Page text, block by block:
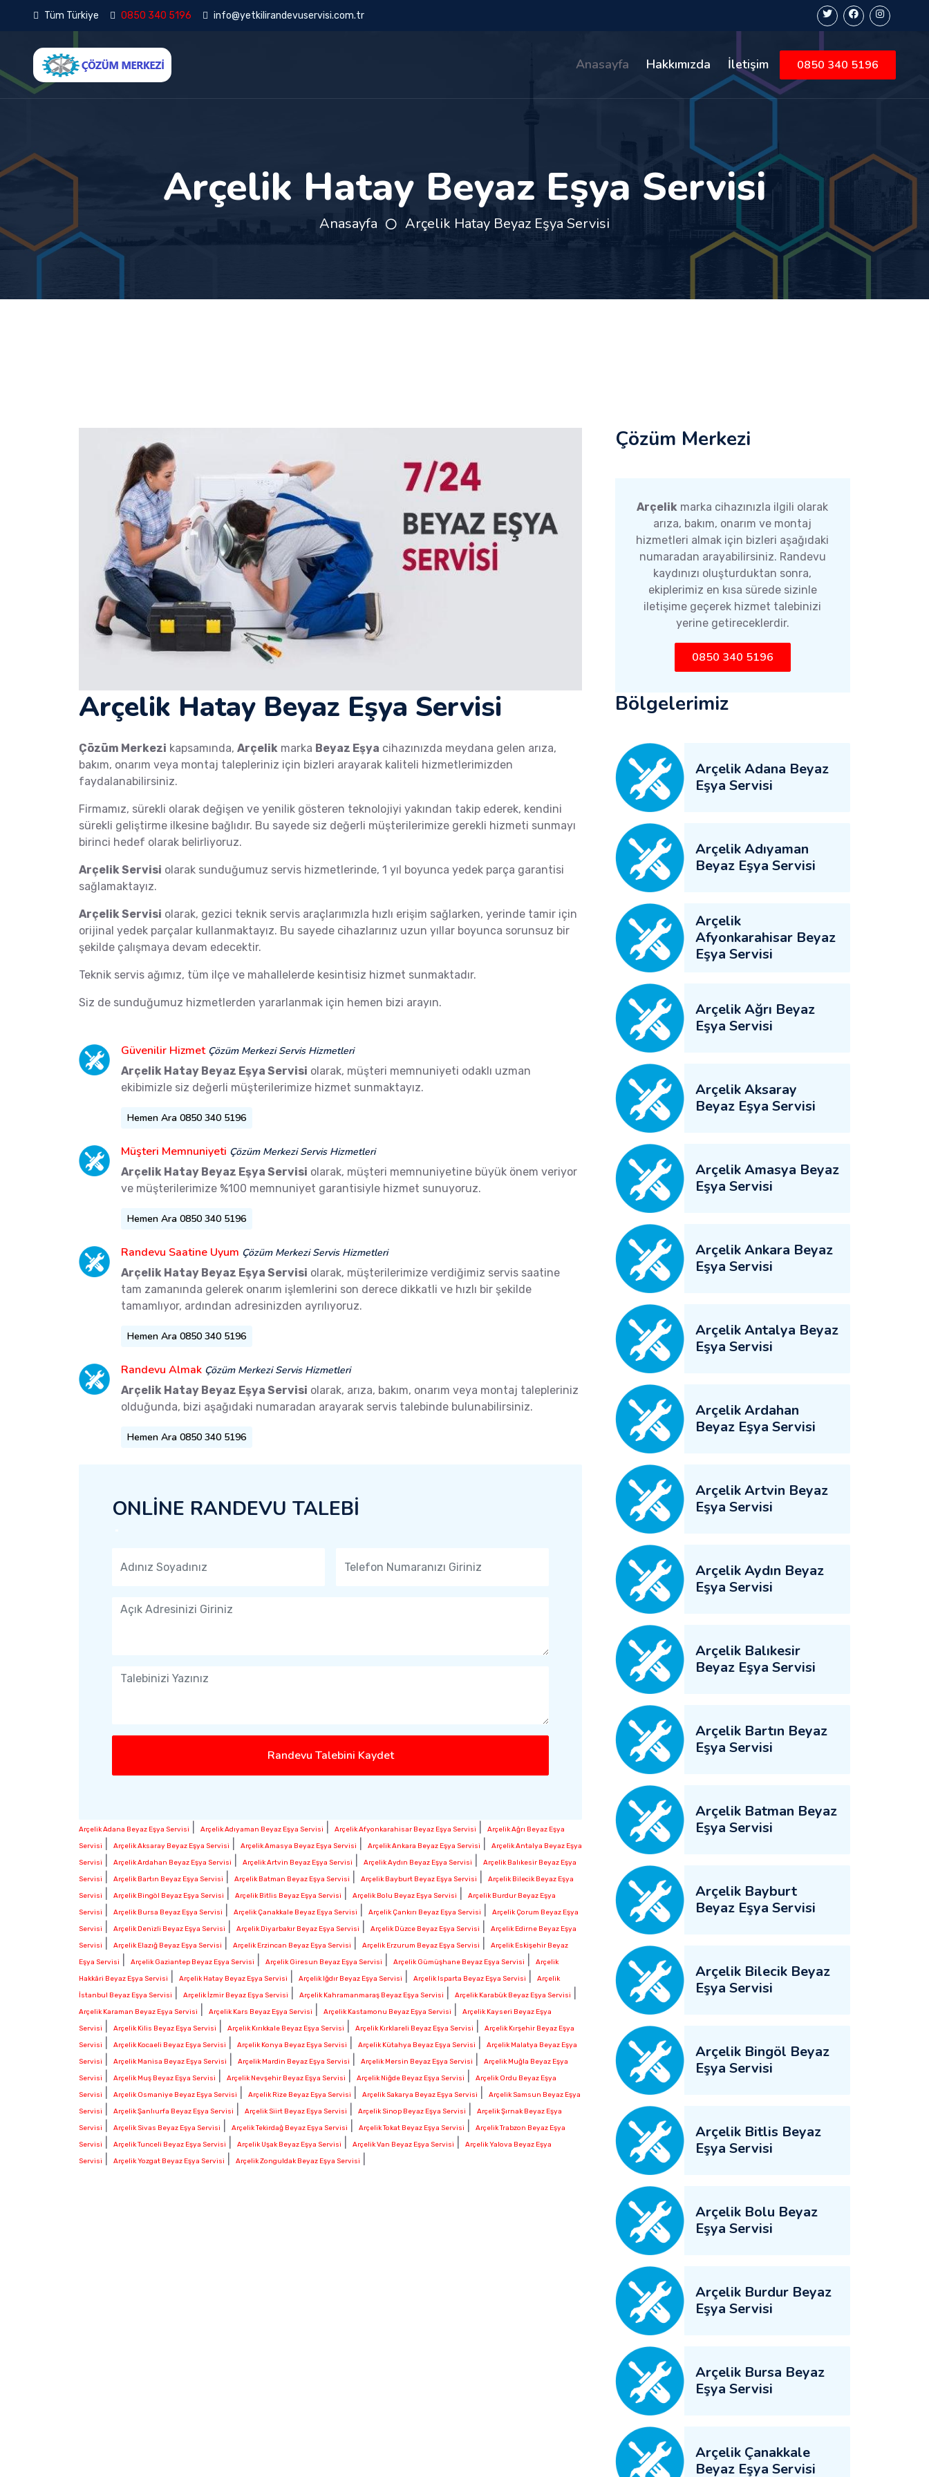
Tüm Türkiye 0850 340 5196 info@yetkilirandevuservisi.com.tr
Anasayfa Hakkımızda İletişim 0850 340 5196
Arçelik Hatay Beyaz Eşya Servisi
Anasayfa Arçelik Hatay Beyaz Eşya Servisi
Arçelik Hatay Beyaz Eşya Servisi
Çözüm Merkezi kapsamında, Arçelik marka Beyaz Eşya cihazınızda meydana gelen arıza,
bakım, onarım veya montaj talepleriniz için bizleri arayarak kaliteli hizmetlerimizden
faydalanabilirsiniz.
Firmamız, sürekli olarak değişen ve yenilik gösteren teknolojiyi yakından takip ederek, kendini
sürekli geliştirme ilkesine bağlıdır. Bu sayede siz değerli müşterilerimize gerekli hizmeti sunmayı
birinci hedef olarak belirliyoruz.
Arçelik Servisi olarak sunduğumuz servis hizmetlerinde, 1 yıl boyunca yedek parça garantisi
sağlamaktayız.
Arçelik Servisi olarak, gezici teknik servis araçlarımızla hızlı erişim sağlarken, yerinde tamir için
orijinal yedek parçalar kullanmaktayız. Bu sayede cihazlarınız uzun yıllar boyunca sorunsuz bir
şekilde çalışmaya devam edecektir.
Teknik servis ağımız, tüm ilçe ve mahallelerde kesintisiz hizmet sunmaktadır.
Siz de sunduğumuz hizmetlerden yararlanmak için hemen bizi arayın.
Güvenilir Hizmet Çözüm Merkezi Servis Hizmetleri
Arçelik Hatay Beyaz Eşya Servisi olarak, müşteri memnuniyeti odaklı uzman
ekibimizle siz değerli müşterilerimize hizmet sunmaktayız.
Hemen Ara 0850 340 5196
Müşteri Memnuniyeti Çözüm Merkezi Servis Hizmetleri
Arçelik Hatay Beyaz Eşya Servisi olarak, müşteri memnuniyetine büyük önem veriyor
ve müşterilerimize %100 memnuniyet garantisiyle hizmet sunuyoruz.
Hemen Ara 0850 340 5196
Randevu Saatine Uyum Çözüm Merkezi Servis Hizmetleri
Arçelik Hatay Beyaz Eşya Servisi olarak, müşterilerimize verdiğimiz servis saatine
tam zamanında gelerek onarım işlemlerini son derece dikkatli ve hızlı bir şekilde
tamamlıyor, ardından adresinizden ayrılıyoruz.
Hemen Ara 0850 340 5196
Randevu Almak Çözüm Merkezi Servis Hizmetleri
Arçelik Hatay Beyaz Eşya Servisi olarak, arıza, bakım, onarım veya montaj talepleriniz
olduğunda, bizi aşağıdaki numaradan arayarak servis talebinde bulunabilirsiniz.
Hemen Ara 0850 340 5196
ONLİNE RANDEVU TALEBİ
Randevu Talebini Kaydet
Arçelik Adana Beyaz Eşya Servisi Arçelik Adıyaman Beyaz Eşya Servisi Arçelik Afyonkarahisar Beyaz Eşya Servisi
Arçelik Ağrı Beyaz Eşya
Servisi
Arçelik Aksaray Beyaz Eşya Servisi Arçelik Amasya Beyaz Eşya Servisi Arçelik Ankara Beyaz Eşya Servisi
Arçelik Antalya Beyaz Eşya
Servisi
Arçelik Ardahan Beyaz Eşya Servisi Arçelik Artvin Beyaz Eşya Servisi Arçelik Aydın Beyaz Eşya Servisi
Arçelik Balıkesir Beyaz Eşya
Servisi
Arçelik Bartın Beyaz Eşya Servisi Arçelik Batman Beyaz Eşya Servisi Arçelik Bayburt Beyaz Eşya Servisi
Arçelik Bilecik Beyaz Eşya
Servisi
Arçelik Bingöl Beyaz Eşya Servisi Arçelik Bitlis Beyaz Eşya Servisi Arçelik Bolu Beyaz Eşya Servisi
Arçelik Burdur Beyaz Eşya
Servisi
Arçelik Bursa Beyaz Eşya Servisi Arçelik Çanakkale Beyaz Eşya Servisi Arçelik Çankırı Beyaz Eşya Servisi
Arçelik Çorum Beyaz Eşya
Servisi
Arçelik Denizli Beyaz Eşya Servisi Arçelik Diyarbakır Beyaz Eşya Servisi Arçelik Düzce Beyaz Eşya Servisi
Arçelik Edirne Beyaz Eşya
Servisi
Arçelik Elazığ Beyaz Eşya Servisi Arçelik Erzincan Beyaz Eşya Servisi Arçelik Erzurum Beyaz Eşya Servisi
Arçelik Eskişehir Beyaz
Eşya Servisi
Arçelik Gaziantep Beyaz Eşya Servisi Arçelik Giresun Beyaz Eşya Servisi Arçelik Gümüşhane Beyaz Eşya Servisi
Arçelik
Hakkâri Beyaz Eşya Servisi
Arçelik Hatay Beyaz Eşya Servisi Arçelik Iğdır Beyaz Eşya Servisi Arçelik Isparta Beyaz Eşya Servisi
Arçelik
İstanbul Beyaz Eşya Servisi
Arçelik İzmir Beyaz Eşya Servisi Arçelik Kahramanmaraş Beyaz Eşya Servisi Arçelik Karabük Beyaz Eşya Servisi
Arçelik Karaman Beyaz Eşya Servisi Arçelik Kars Beyaz Eşya Servisi Arçelik Kastamonu Beyaz Eşya Servisi
Arçelik Kayseri Beyaz Eşya
Servisi
Arçelik Kilis Beyaz Eşya Servisi Arçelik Kırıkkale Beyaz Eşya Servisi Arçelik Kırklareli Beyaz Eşya Servisi
Arçelik Kırşehir Beyaz Eşya
Servisi
Arçelik Kocaeli Beyaz Eşya Servisi Arçelik Konya Beyaz Eşya Servisi Arçelik Kütahya Beyaz Eşya Servisi
Arçelik Malatya Beyaz Eşya
Servisi
Arçelik Manisa Beyaz Eşya Servisi Arçelik Mardin Beyaz Eşya Servisi Arçelik Mersin Beyaz Eşya Servisi
Arçelik Muğla Beyaz Eşya
Servisi
Arçelik Muş Beyaz Eşya Servisi Arçelik Nevşehir Beyaz Eşya Servisi Arçelik Niğde Beyaz Eşya Servisi
Arçelik Ordu Beyaz Eşya
Servisi
Arçelik Osmaniye Beyaz Eşya Servisi Arçelik Rize Beyaz Eşya Servisi Arçelik Sakarya Beyaz Eşya Servisi
Arçelik Samsun Beyaz Eşya
Servisi
Arçelik Şanlıurfa Beyaz Eşya Servisi Arçelik Siirt Beyaz Eşya Servisi Arçelik Sinop Beyaz Eşya Servisi
Arçelik Şırnak Beyaz Eşya
Servisi
Arçelik Sivas Beyaz Eşya Servisi Arçelik Tekirdağ Beyaz Eşya Servisi Arçelik Tokat Beyaz Eşya Servisi
Arçelik Trabzon Beyaz Eşya
Servisi
Arçelik Tunceli Beyaz Eşya Servisi Arçelik Uşak Beyaz Eşya Servisi Arçelik Van Beyaz Eşya Servisi
Arçelik Yalova Beyaz Eşya
Servisi
Arçelik Yozgat Beyaz Eşya Servisi Arçelik Zonguldak Beyaz Eşya Servisi
Çözüm Merkezi
Arçelik marka cihazınızla ilgili olarak
arıza, bakım, onarım ve montaj
hizmetleri almak için bizleri aşağıdaki
numaradan arayabilirsiniz. Randevu
kaydınızı oluşturduktan sonra,
ekiplerimiz en kısa sürede sizinle
iletişime geçerek hizmet talebinizi
yerine getireceklerdir.
0850 340 5196
Bölgelerimiz
Arçelik Adana Beyaz
Eşya Servisi
Arçelik Adıyaman
Beyaz Eşya Servisi
Arçelik
Afyonkarahisar Beyaz
Eşya Servisi
Arçelik Ağrı Beyaz
Eşya Servisi
Arçelik Aksaray
Beyaz Eşya Servisi
Arçelik Amasya Beyaz
Eşya Servisi
Arçelik Ankara Beyaz
Eşya Servisi
Arçelik Antalya Beyaz
Eşya Servisi
Arçelik Ardahan
Beyaz Eşya Servisi
Arçelik Artvin Beyaz
Eşya Servisi
Arçelik Aydın Beyaz
Eşya Servisi
Arçelik Balıkesir
Beyaz Eşya Servisi
Arçelik Bartın Beyaz
Eşya Servisi
Arçelik Batman Beyaz
Eşya Servisi
Arçelik Bayburt
Beyaz Eşya Servisi
Arçelik Bilecik Beyaz
Eşya Servisi
Arçelik Bingöl Beyaz
Eşya Servisi
Arçelik Bitlis Beyaz
Eşya Servisi
Arçelik Bolu Beyaz
Eşya Servisi
Arçelik Burdur Beyaz
Eşya Servisi
Arçelik Bursa Beyaz
Eşya Servisi
Arçelik Çanakkale
Beyaz Eşya Servisi